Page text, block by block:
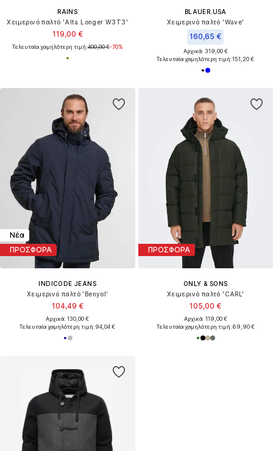
RAINS
Χειμερινό παλτό 'Alta Longer W3T3'
119,00 €
Τελευταία χαμηλότερη τιμή:400,00 €-70%
BLAUER.USA
Χειμερινό παλτό 'Wave'
160,65 €
Αρχικά: 319,00 €
Τελευταία χαμηλότερη τιμή:151,20 €
Νέα
ΠΡΟΣΦΟΡΑ
INDICODE JEANS
Χειμερινό παλτό 'Benyol'
104,49 €
Αρχικά: 130,00 €
Τελευταία χαμηλότερη τιμή:94,04 €
ΠΡΟΣΦΟΡΑ
ONLY & SONS
Χειμερινό παλτό 'CARL'
105,00 €
Αρχικά: 119,00 €
Τελευταία χαμηλότερη τιμή:69,90 €